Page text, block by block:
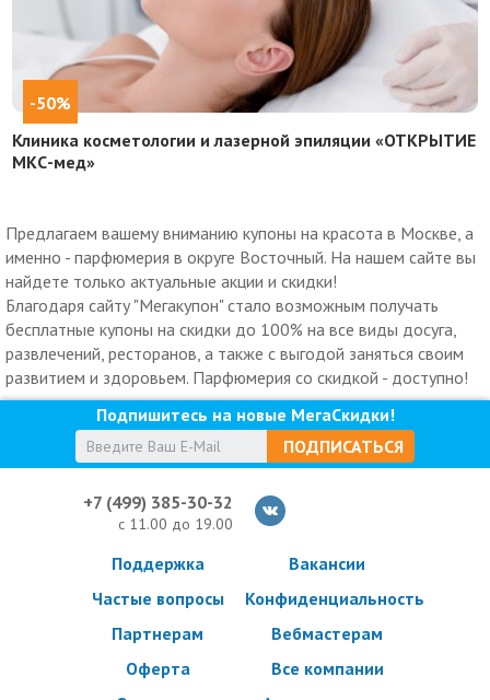
-50%
Клиника косметологии и лазерной эпиляции «ОТКРЫТИЕ
МКС-мед»
Предлагаем вашему вниманию купоны на красота в Москве, а
именно - парфюмерия в округе Восточный. На нашем сайте вы
найдете только актуальные акции и скидки!
Благодаря сайту "Мегакупон" стало возможным получать
бесплатные купоны на скидки до 100% на все виды досуга,
развлечений, ресторанов, а также с выгодой заняться своим
развитием и здоровьем. Парфюмерия со скидкой - доступно!
Подпишитесь на новые МегаСкидки!
ПОДПИСАТЬСЯ
+7 (499) 385-30-32
с 11.00 до 19.00
Поддержка
Частые вопросы
Партнерам
Оферта
Вакансии
Конфиденциальность
Вебмастерам
Все компании